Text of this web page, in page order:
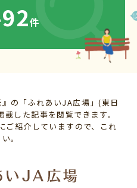
件
の「ふれあいJA広場」(東日
した記事を閲覧できます。
ご紹介していますので、これ
。